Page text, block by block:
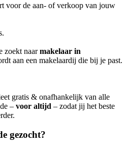
voor de aan- of verkoop van jouw
zoekt naarmakelaar in
aan een makelaardij die bij je past.
gratis & onafhankelijk van alle
– voor altijd – zodat jij het beste
gezocht?